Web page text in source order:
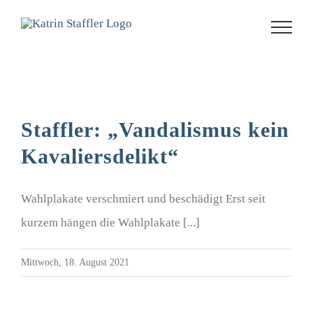
Staffler: „Vandalismus kein
Kavaliersdelikt“
Wahlplakate verschmiert und beschädigt Erst seit
kurzem hängen die Wahlplakate [...]
Mittwoch, 18. August 2021